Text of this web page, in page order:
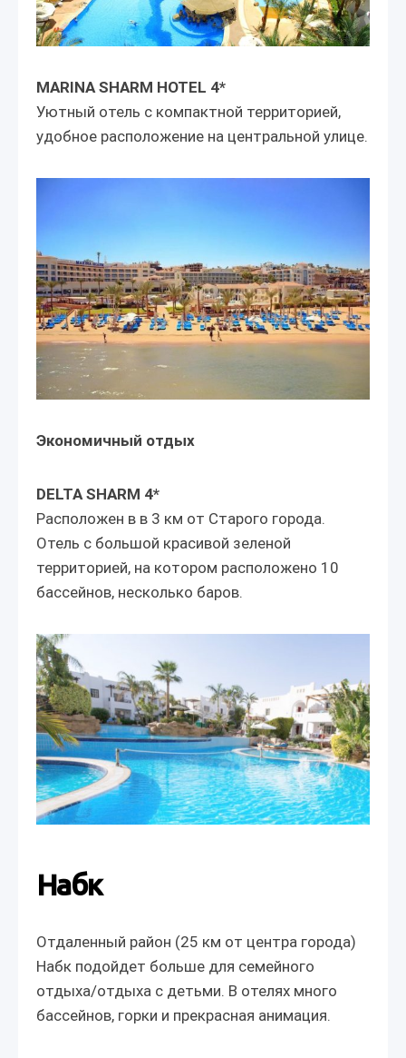
MARINA SHARM HOTEL 4*
Уютный отель с компактной территорией,
удобное расположение на центральной улице.
Экономичный отдых
DELTA SHARM 4*
Расположен в в 3 км от Старого города.
Отель с большой красивой зеленой
территорией, на котором расположено 10
бассейнов, несколько баров.
Набк
Отдаленный район (25 км от центра города)
Набк подойдет больше для семейного
отдыха/отдыха с детьми. В отелях много
бассейнов, горки и прекрасная анимация.